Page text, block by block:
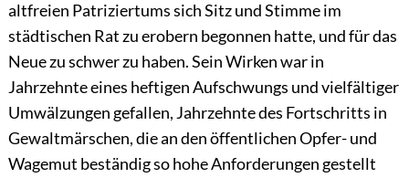
altfreien Patriziertums sich Sitz und Stimme im
städtischen Rat zu erobern begonnen hatte, und für das
Neue zu schwer zu haben. Sein Wirken war in
Jahrzehnte eines heftigen Aufschwungs und vielfältiger
Umwälzungen gefallen, Jahrzehnte des Fortschritts in
Gewaltmärschen, die an den öffentlichen Opfer- und
Wagemut beständig so hohe Anforderungen gestellt